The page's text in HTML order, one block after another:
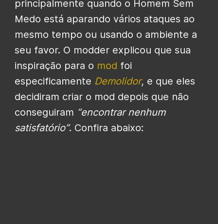
principalmente quando o Homem Sem
Medo está aparando vários ataques ao
mesmo tempo ou usando o ambiente a
seu favor. O modder explicou que sua
inspiração para o mod foi
especificamente Demolidor, e que eles
decidiram criar o mod depois que não
conseguiram “encontrar nenhum
satisfatório”. Confira abaixo: